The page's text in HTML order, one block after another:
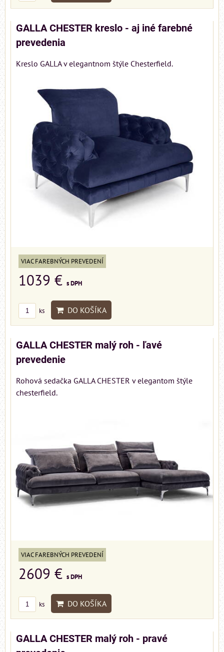
GALLA CHESTER kreslo - aj iné farebné
prevedenia
Kreslo GALLA v elegantnom štýle Chesterfield.
VIAC FAREBNÝCH PREVEDENÍ
1039 € s DPH
ks DO KOŠÍKA
GALLA CHESTER malý roh - ľavé
prevedenie
Rohová sedačka GALLA CHESTER v elegantom štýle
chesterfield.
VIAC FAREBNÝCH PREVEDENÍ
2609 € s DPH
ks DO KOŠÍKA
GALLA CHESTER malý roh - pravé